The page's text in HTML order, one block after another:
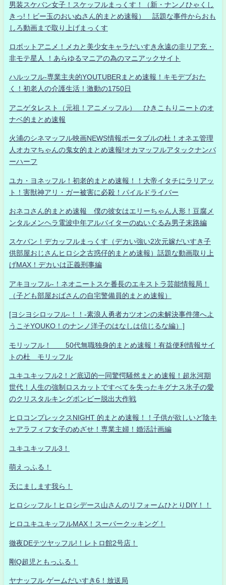
男装スケバン女子！スケッフルまっくす！（新・ナンノひゃくし
きっ!！ビー玉のおいぬさん的まとめ速報） 話題な事件からおも
しろ動画まで取り上げまっくす
ロボットアニメ！メカと美少女キャラだいすき永遠の非リア充・
非モテ星人 ！あらゆるマニアの為のマニアックサイト
ハルッフル-専業主夫的YOUTUBERまとめ速報！キモデブおた
く！初老人の介護生活！激動の1750日
アニゲタレスト（元祖！アニメッフル） ひきこもりニートのオ
ナベ的まとめ速報
火浦のシネマッフル映画NEWS情報ポータブルの杜！オネエ管理
人オカマちゃんの鬼女的まとめ速報!オカマッフルアタックナンバ
ーハーフ
ユカ・ヨネッフル！初老的まとめ速報！！大帝イタチにラリアッ
ト！害獣神アリ・ガー被害に必殺！パイルドライバー
おネコさん的まとめ速報 僕の彼女はエリーちゃん人形！豆腐メ
ンタルメンヘラ電波中年アルバイターのぬいぐるみ男子末路編
スケバン！デカッフルまっくす（デカい強い2次元嫁だいすき子
供部屋おじさんヒロシ之古惑仔的まとめ速報）話題な動画取り上
げMAX！デカいは正義刑事編
アキヨッフル-！ネオニートスケ番長のエキストラ芸能情報局！
（子ども部屋おばさんの自宅警備員的まとめ速報）
[ヨシヨシロッフル-！！-素浪人勇者カツオンの未解決事件簿へよ
うこそYOUKO！のナンノ洋子のはなしは信じるな編）]
モリッフル！ 50代無職独身的まとめ速報！有益便利情報サイ
トの杜 モリッフル
ユキユキッフル2！ど底辺的一同驚愕騒然まとめ速報！超氷河期
世代！人生の強制ロスカットですべてを失ったキグナス氷子の愛
のクリスタルキングボンビー脱出大作戦
ヒロコンプレックスNIGHT 的まとめ速報！！子供が欲しいど陰キ
ャアラフィフ女子のめざせ！専業主婦！婚活計画編
ユキユキッフル3！
萌えっふる！
天にまします我ら！
ヒロシッフル！ヒロシデース山さんのリフォームひとりDIY！！
ヒロユキユキッフルMAX！スーパークッキング！
徹夜DEテツヤッフル!！レトロ館2号店！
剛Q超児ともっふる！
ヤナッフル ゲームだいすき6！放送局